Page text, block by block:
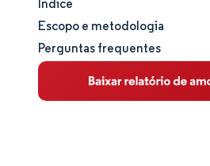
Tamanho e participação de
Análise de mercado
Tendências e insights
Índice
Escopo e metodologia
Perguntas frequentes